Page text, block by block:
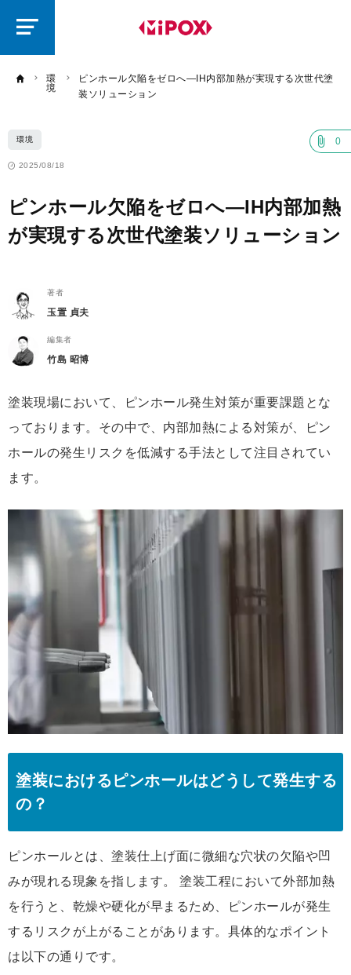
環
境
ピンホール欠陥をゼロへ―IH内部加熱が実現する次世代塗
装ソリューション
環境 0
2025/08/18
ピンホール欠陥をゼロへ―IH内部加熱
が実現する次世代塗装ソリューション
著者
玉置 貞夫
編集者
竹島 昭博
塗装現場において、ピンホール発生対策が重要課題とな
っております。その中で、内部加熱による対策が、ピン
ホールの発生リスクを低減する手法として注目されてい
ます。
塗装におけるピンホールはどうして発生する
の？
ピンホールとは、塗装仕上げ面に微細な穴状の欠陥や凹
みが現れる現象を指します。 塗装工程において外部加熱
を行うと、乾燥や硬化が早まるため、ピンホールが発生
するリスクが上がることがあります。具体的なポイント
は以下の通りです。